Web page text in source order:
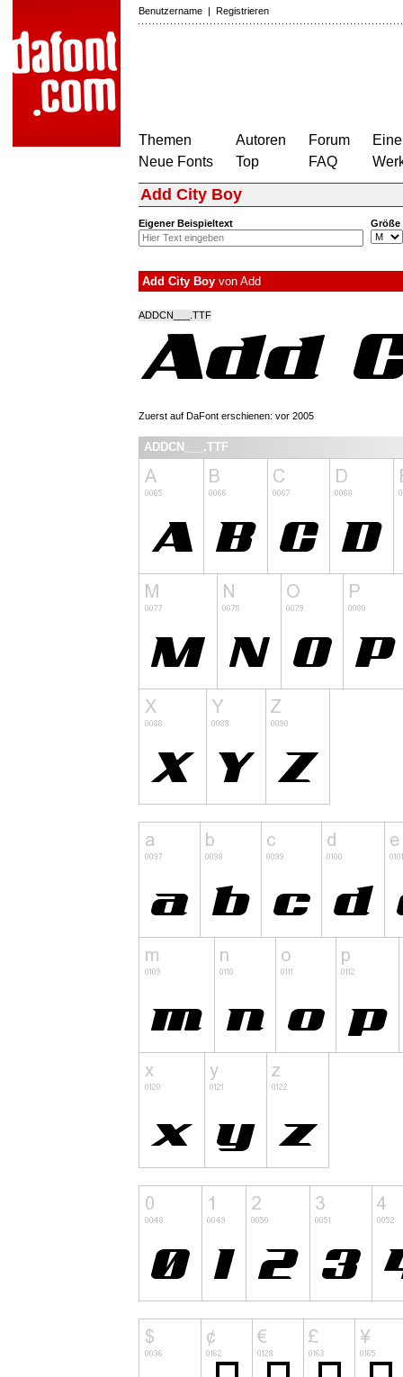
Benutzername | Registrieren
Themen
Neue Fonts
Autoren
Top
Forum
FAQ
Add City Boy
Eigener Beispieltext Größe
Add City Boy von Add
ADDCN___.TTF
Zuerst auf DaFont erschienen: vor 2005
ADDCN___.TTF